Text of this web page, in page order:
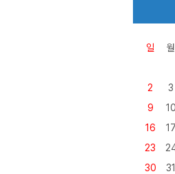
일 월
2
3
9
16
23
30
31